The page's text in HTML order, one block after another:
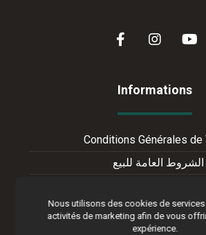
Informations
Conditions Générales de
الشروط العامة للبيع
Nous utilisons des cookies de
activités de marketing afin de vous
expérience.